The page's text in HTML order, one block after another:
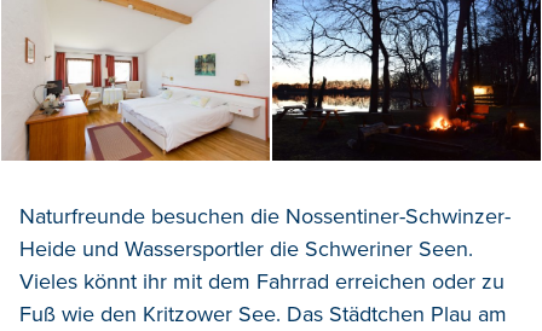
Naturfreunde besuchen die Nossentiner-Schwinzer-
Heide und Wassersportler die Schweriner Seen.
Vieles könnt ihr mit dem Fahrrad erreichen oder zu
Fuß wie den Kritzower See. Das Städtchen Plau am